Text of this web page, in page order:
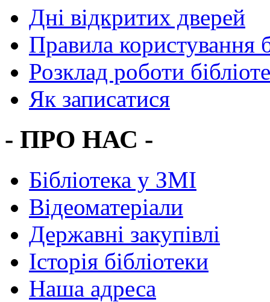
Дні відкритих дверей
Правила користування
Розклад роботи
Як записатися
- ПРО НАС -
Бібліотека у ЗМІ
Відеоматеріали
Державні закупівлі
Історія бібліотеки
Наша адреса